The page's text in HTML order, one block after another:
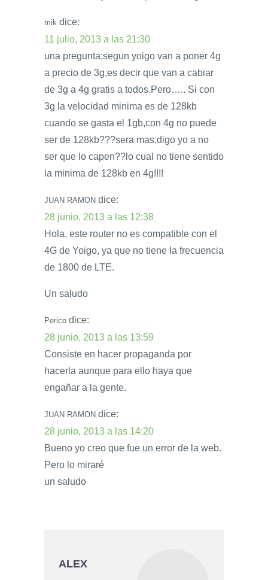
mik dice:
11 julio, 2013 a las 21:30
una pregunta;segun yoigo van a poner 4g
a precio de 3g,es decir que van a cabiar
de 3g a 4g gratis a todos.Pero….. Si con
3g la velocidad minima es de 128kb
cuando se gasta el 1gb,con 4g no puede
ser de 128kb???sera mas,digo yo a no
ser que lo capen??lo cual no tiene sentido
la minima de 128kb en 4g!!!!
JUAN RAMON dice:
28 junio, 2013 a las 12:38
Hola, este router no es compatible con el
4G de Yoigo, ya que no tiene la frecuencia
de 1800 de LTE.
Un saludo
Perico dice:
28 junio, 2013 a las 13:59
Consiste en hacer propaganda por
hacerla aunque para ello haya que
engañar a la gente.
JUAN RAMON dice:
28 junio, 2013 a las 14:20
Bueno yo creo que fue un error de la web.
Pero lo miraré
un saludo
ALEX